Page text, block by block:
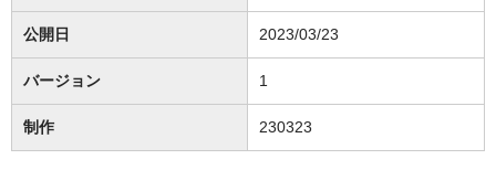
o
k
公開日 2023/03/23
バージョン 1
制作 230323